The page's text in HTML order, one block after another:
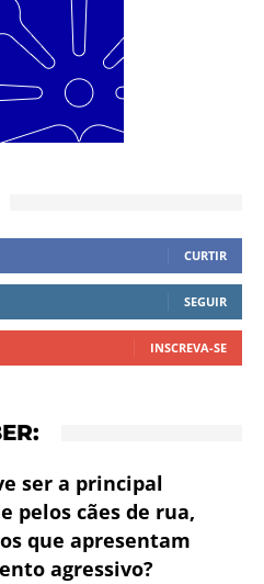
CURTIR
SEGUIR
INSCREVA-SE
ser a principal
pelos cães de rua,
que apresentam
agressivo?